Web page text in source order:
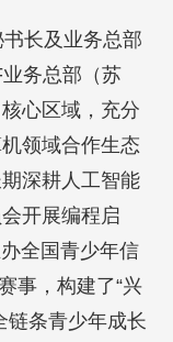
长及业务总部
务总部（苏
心区域，充分
领域合作生态
深耕人工智能
开展编程启
全国青少年信
事，构建了“兴
条青少年成长